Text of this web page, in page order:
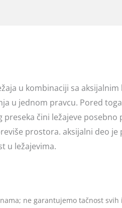
u kombinaciji sa
u jednom pravcu. Pored
čini ležajeve posebno
prostora. aksijalni deo je
u ležajevima.
ne garantujemo tačnost svih